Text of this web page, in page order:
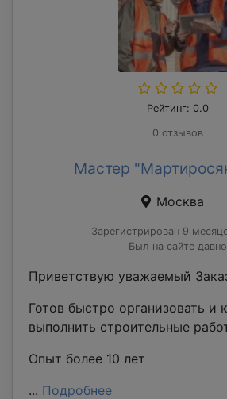
Рейтинг: 0.0
0 отзывов
Мастер
Москва
Зарегистрирован 9
Был на сайте давно
Приветствую уважаемый
Готов быстро организовать и
выполнить строительные
Опыт более 10 лет
... Подробнее